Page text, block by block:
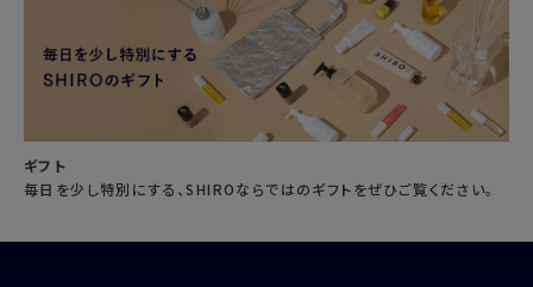
ギフト
毎日を少し特別にする、SHIROならではのギフトをぜひご覧ください。